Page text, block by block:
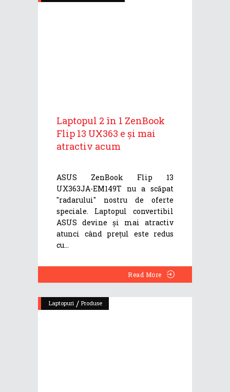
Laptopul 2 în 1 ZenBook
Flip 13 UX363 e și mai
atractiv acum
ASUS ZenBook Flip 13
UX363JA-EM149T nu a scăpat
"radarului" nostru de oferte
speciale. Laptopul convertibil
ASUS devine și mai atractiv
atunci când prețul este redus
cu
Read More
Laptopuri / Produse